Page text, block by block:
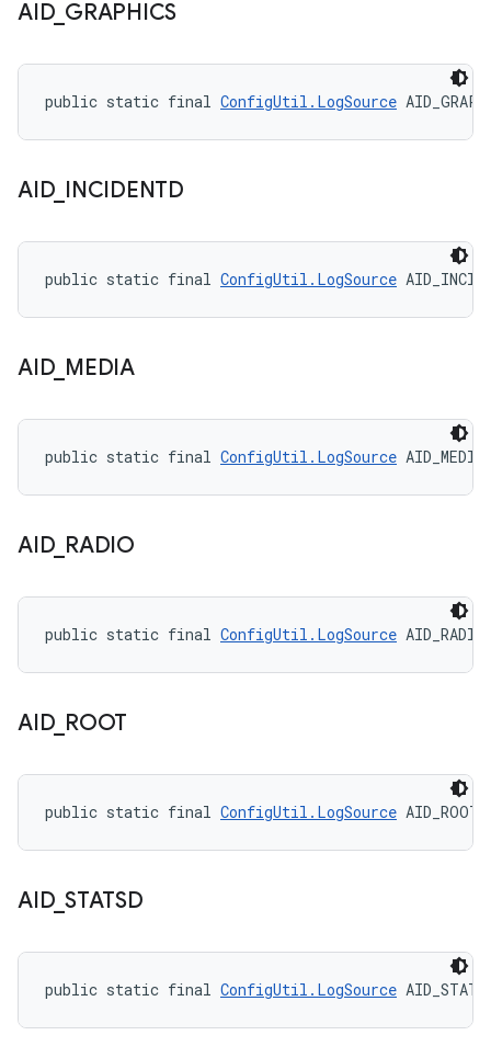
AID_ GRAPHICS
public static final ConfigUtil.LogSource
AID_ INCIDENTD
public static final ConfigUtil.LogSource
AID_ MEDIA
public static final ConfigUtil.LogSource AID_MEDIA
AID_ RADIO
public static final ConfigUtil.LogSource AID_RADIO
AID_ ROOT
public static final ConfigUtil.LogSource AID_ROOT
AID_ STATSD
public static final ConfigUtil.LogSource